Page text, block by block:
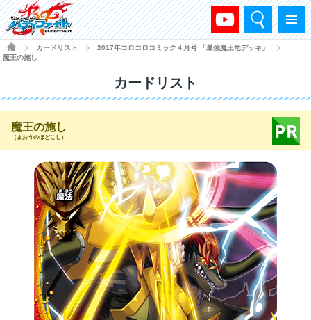
メニュー
検索
HOME
カードリスト 2017年コロコロコミック４月号 「最強魔王竜デッキ」
魔王の施し
カードリスト
魔王の施し
（まおうのほどこし）